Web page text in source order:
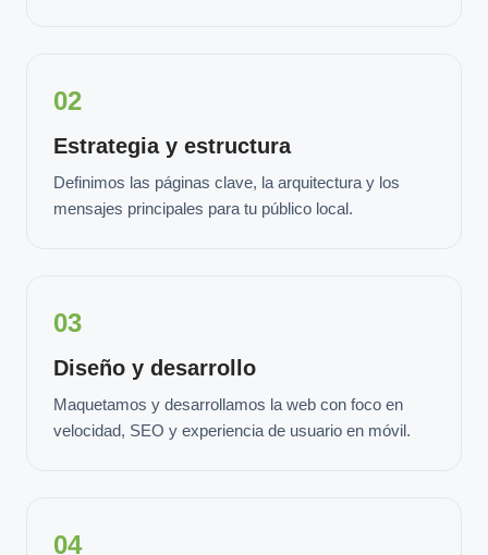
02
Estrategia y estructura
Definimos las páginas clave, la arquitectura y los
mensajes principales para tu público local.
03
Diseño y desarrollo
Maquetamos y desarrollamos la web con foco en
velocidad, SEO y experiencia de usuario en móvil.
04